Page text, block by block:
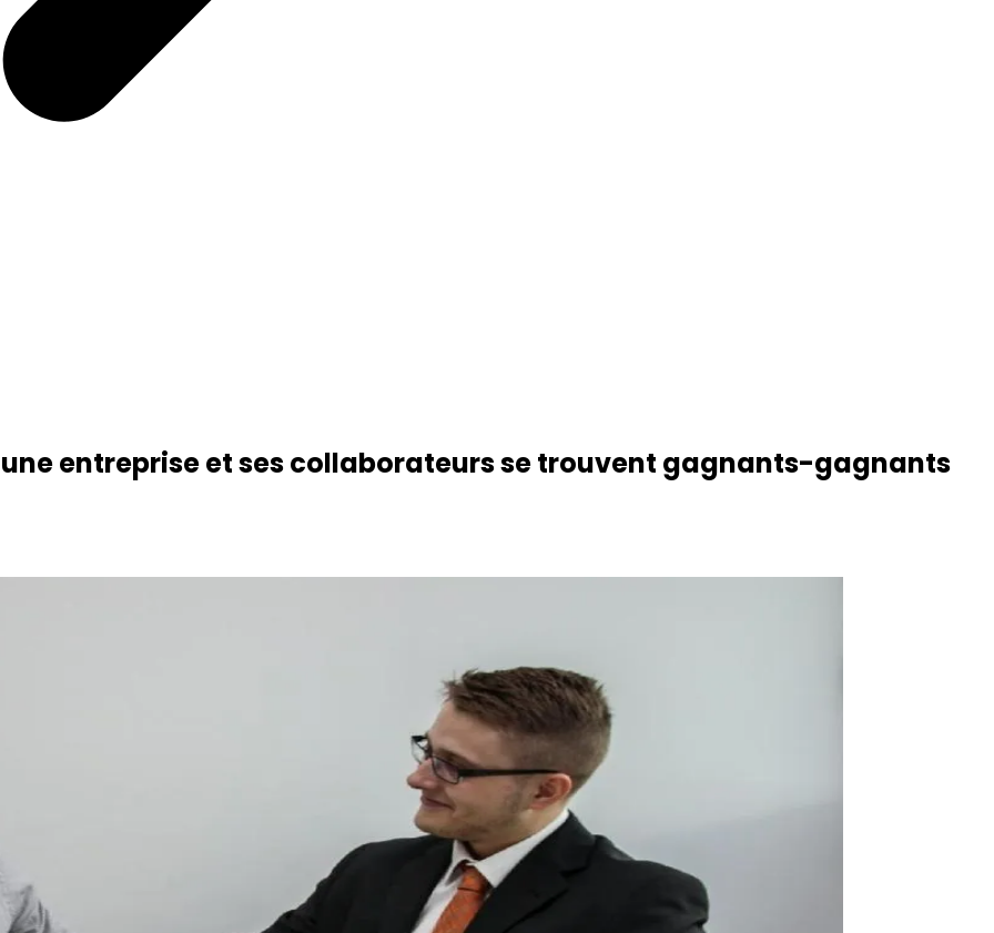
entreprise et ses collaborateurs se trouvent gagnants-gagnants